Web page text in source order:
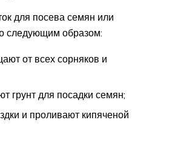
для посева семян или
следующим образом:
от всех сорняков и
грунт для посадки семян;
и проливают кипяченой